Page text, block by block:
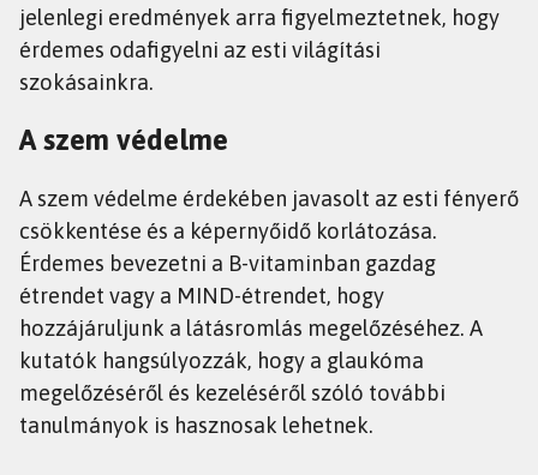
jelenlegi eredmények arra figyelmeztetnek, hogy
érdemes odafigyelni az esti világítási
szokásainkra.
A szem védelme
A szem védelme érdekében javasolt az esti fényerő
csökkentése és a képernyőidő korlátozása.
Érdemes bevezetni a B-vitaminban gazdag
étrendet vagy a MIND-étrendet, hogy
hozzájáruljunk a látásromlás megelőzéséhez. A
kutatók hangsúlyozzák, hogy a glaukóma
megelőzéséről és kezeléséről szóló további
tanulmányok is hasznosak lehetnek.